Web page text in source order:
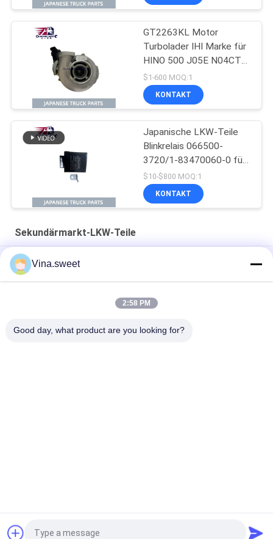
GT2263KL Motor
Turbolader IHI Marke für
HINO 500 J05E N04CT
OEM 17201-E0747
17201-E0741 17201-
E0742
$1-600 MOQ:1
KONTAKT
Japanische LKW-Teile
Blinkrelais 066500-
3720/1-83470060-0 für
ISUZU NPR FTR FSR
4HK1 6HK1 Isuzu LKW-
Teile
$10-$800 MOQ:1
KONTAKT
Sekundärmarkt-LKW-Teile
Kurbelwellen-Sekundärmarkt-LKW-Teile der Maschinen-4D33
Starter 6With 24V 11T ein 1 LKW-Teile der Maschinen-6WG1
Schwungrad-Sekundärmarkt-LKW-Teile Mitsubishis 8DC9
Vina.sweet
2:58 PM
Good day, what product are you looking for?